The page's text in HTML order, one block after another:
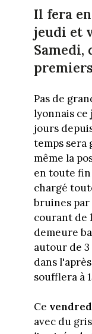
Il fera
jeudi et
Samedi,
Pas de
lyonnais ce
jours
temps sera
même la
en toute
chargé
bruines
courant de
demeure
autour de 3
dans
soufflera à
Ce
avec du